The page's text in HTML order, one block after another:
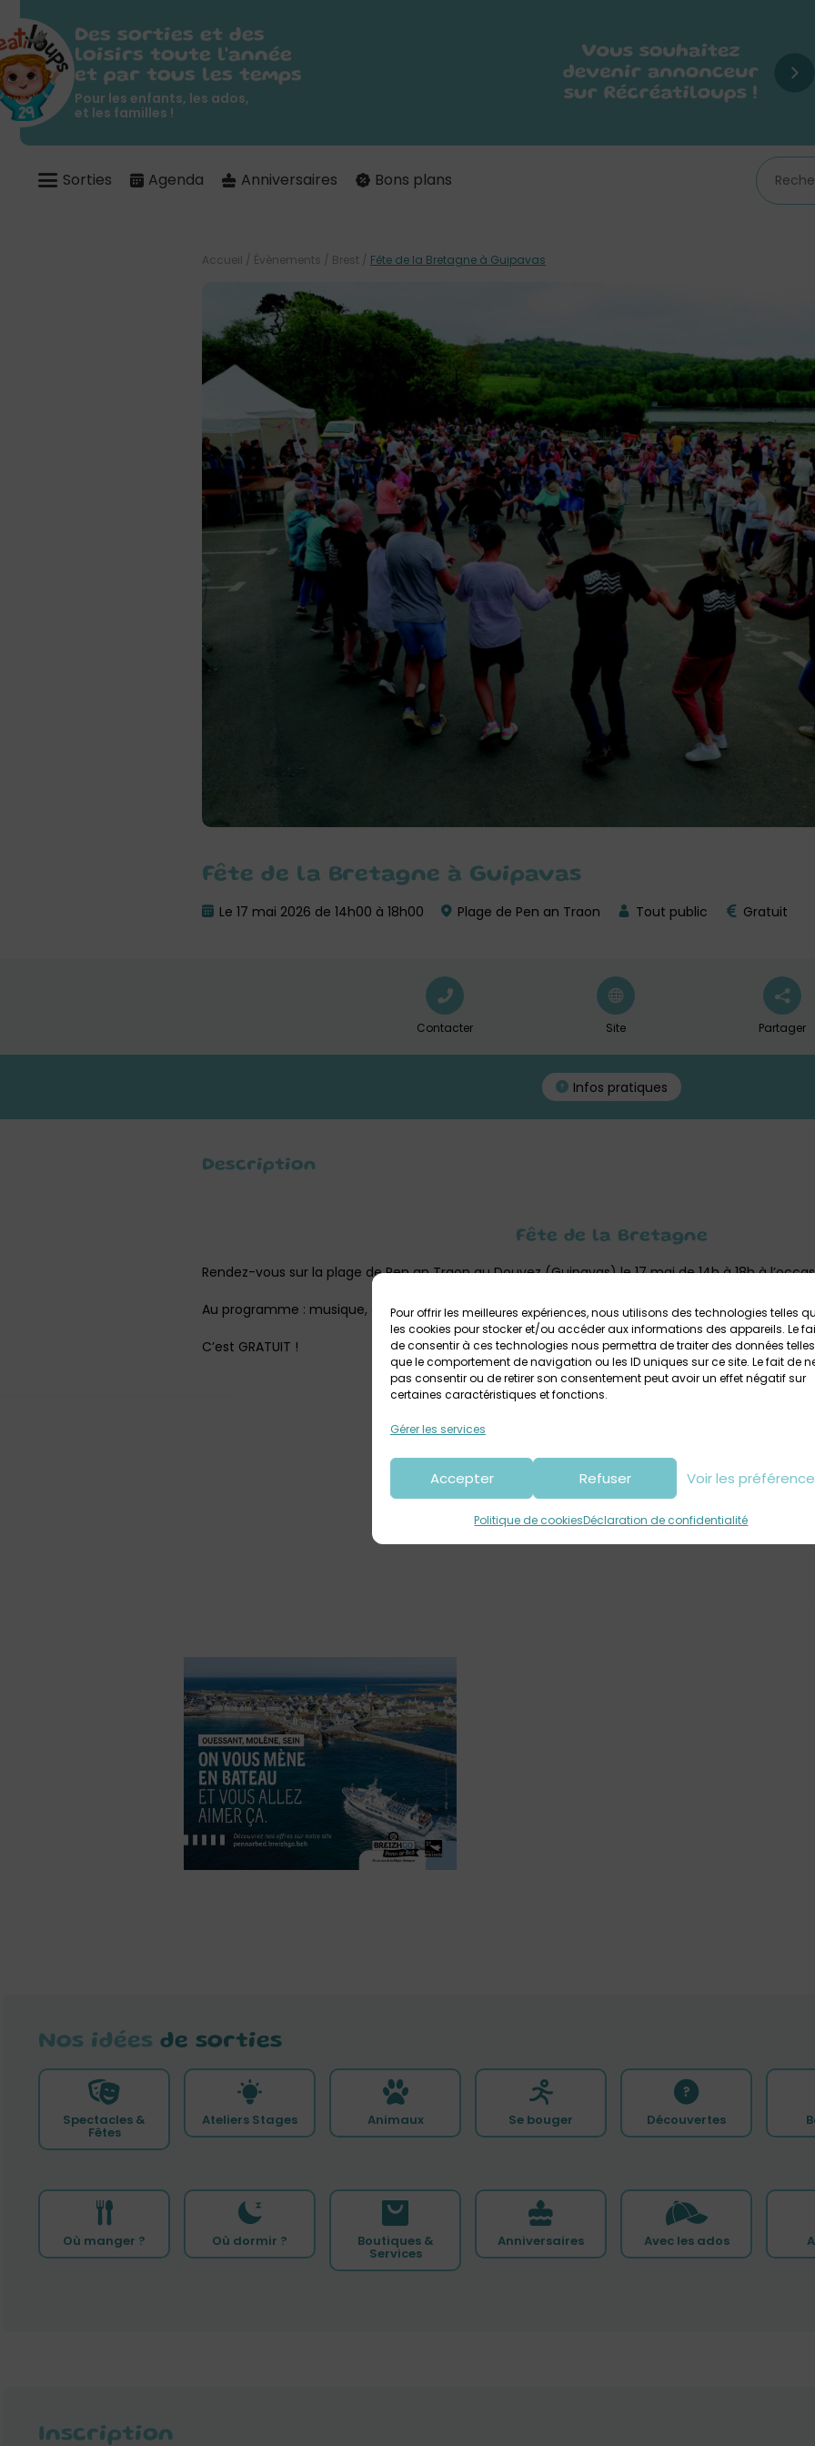
Pour offrir les meilleures expériences, nous utilisons des technologies telles
les cookies pour stocker et/ou accéder aux informations des appareils. Le
de consentir à ces technologies nous permettra de traiter des données telles
que le comportement de navigation ou les ID uniques sur ce site. Le fait de
pas consentir ou de retirer son consentement peut avoir un effet négatif sur
certaines caractéristiques et fonctions.
Gérer les services
Accepter Refuser Voir les
Politique de cookiesDéclaration de confidentialité
Des sorties et des
loisirs toute l'année
et par tous les temps
Pour les enfants, les ados,
et les familles !
Sorties Agenda Anniversaires Bons plans
Fête de la Bretagne à Guipavas
Le 17 mai 2026 de 14h00 à 18h00 Plage de Pen an Traon Tout public Gratuit
Accueil / Évènements / Brest / Fête de la Bretagne à Guipavas
Contacter Site Partager
Infos pratiques
Description
Fête de la Bretagne
Rendez-vous sur la plage de Pen an Traon au Douvez (Guipavas) le 17 mai de 14h à 18h à
Au programme : musique, danse et animations pour petits et grands !
C’est GRATUIT !
Fête de la Bretagne à Guipavas
Nos idées de sorties
Spectacles &
Fêtes
Ateliers Stages Animaux Se bouger Découvertes
Où manger ? Où dormir ? Boutiques &
Services
Anniversaires Avec les ados
Inscription